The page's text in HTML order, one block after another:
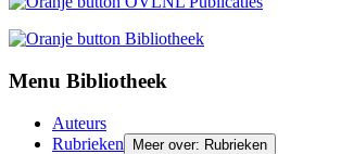
Menu Bibliotheek
Auteurs
Rubrieken
Meer over: Rubrieken